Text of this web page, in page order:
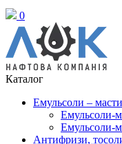
0
Каталог
Емульсоли –
Емульсоли-
Емульсоли-
Антифризи,